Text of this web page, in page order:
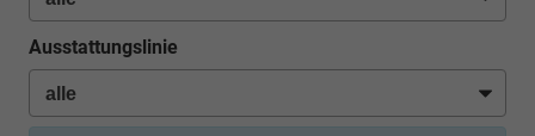
Ausstattungslinie